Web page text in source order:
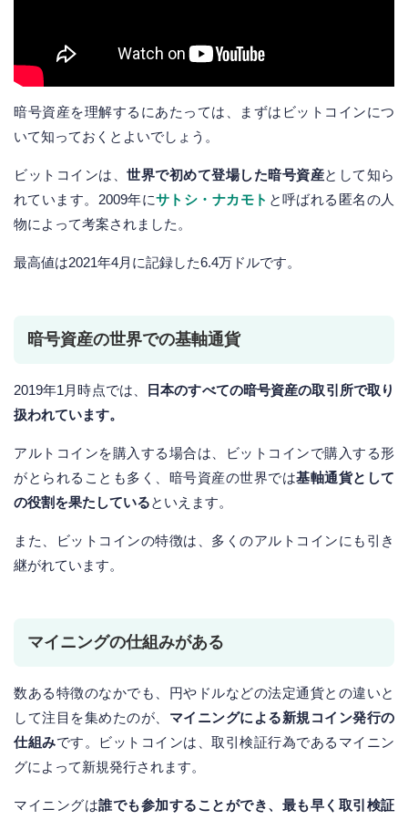
暗号資産を理解するにあたっては、まずはビットコインにつ
いて知っておくとよいでしょう。
ビットコインは、 世界で初めて登場した暗号資産として知ら
れています。2009年にサトシ・ナカモト と呼ばれる匿名の人
物によって考案されました。
最高値は2021年4月に記録した6.4万ドルです。
暗号資産の世界での基軸通貨
2019年1月時点では、
日本のすべての暗号資産の取引所で取り
扱われています。
アルトコインを購入する場合は、ビットコインで購入する形
がとられることも多く、暗号資産の世界では基軸通貨として
の役割を果たしているといえます。
また、ビットコインの特徴は、多くのアルトコインにも引き
継がれています。
マイニングの仕組みがある
数ある特徴のなかでも、円やドルなどの法定通貨との違いと
して注目を集めたのが、 マイニングによる新規コイン発行の
仕組みです。ビットコインは、取引検証行為であるマイニン
グによって新規発行されます。
マイニングは誰でも参加することができ、最も早く取引検証